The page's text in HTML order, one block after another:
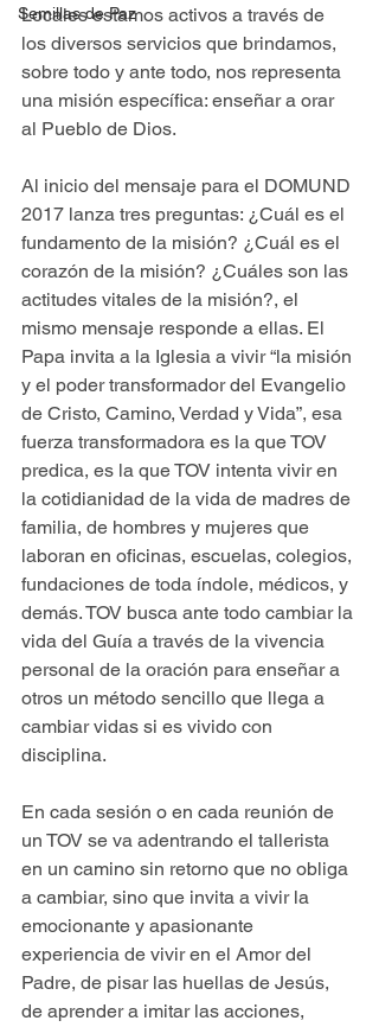
Semillas de Paz
Locales estamos activos a través de
los diversos servicios que brindamos,
sobre todo y ante todo, nos representa
una misión específica: enseñar a orar
al Pueblo de Dios.
Al inicio del mensaje para el DOMUND
2017 lanza tres preguntas: ¿Cuál es el
fundamento de la misión? ¿Cuál es el
corazón de la misión? ¿Cuáles son las
actitudes vitales de la misión?, el
mismo mensaje responde a ellas. El
Papa invita a la Iglesia a vivir “la misión
y el poder transformador del Evangelio
de Cristo, Camino, Verdad y Vida”, esa
fuerza transformadora es la que TOV
predica, es la que TOV intenta vivir en
la cotidianidad de la vida de madres de
familia, de hombres y mujeres que
laboran en oficinas, escuelas, colegios,
fundaciones de toda índole, médicos, y
demás. TOV busca ante todo cambiar la
vida del Guía a través de la vivencia
personal de la oración para enseñar a
otros un método sencillo que llega a
cambiar vidas si es vivido con
disciplina.
En cada sesión o en cada reunión de
un TOV se va adentrando el tallerista
en un camino sin retorno que no obliga
a cambiar, sino que invita a vivir la
emocionante y apasionante
experiencia de vivir en el Amor del
Padre, de pisar las huellas de Jesús,
de aprender a imitar las acciones,